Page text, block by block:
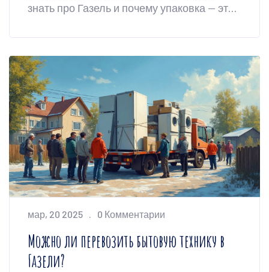
знать про Газель и почему упаковка — это
свежие советы, реальные ошибки, а ещё
расскажем, как перенести всё безопасно,
не повредив технику и не повредив спину.
Примеры — самые житейские, объяснения
коротко, по сути.
мар, 20 2025 0 Комментарии
Можно ли перевозить бытовую технику в
Газели?